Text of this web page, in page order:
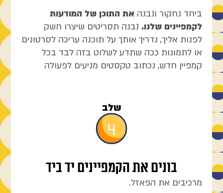
ביחד נחקור ונבנהאת התוכן של המודעות
לקמפיינים שלנו.נבנה תסריטים שיצרו חשק
לפנות אליך, נדריך אותך על תוכנה עריכה לסרטונים
או לתמונות ככה שתדע לשלוט בזה לבד בכל
קמפיין חדש, נכתוב טקסטים מניעים לפעולה
שלב
בונים את הקמפיינים יד ביד
מרכיבים את הפאזל.